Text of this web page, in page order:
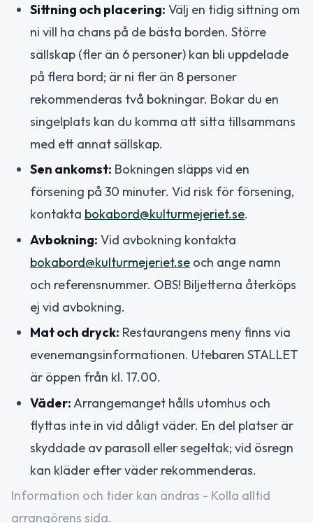
Sittning och placering: Välj en tidig sittning om
ni vill ha chans på de bästa borden. Större
sällskap (fler än 6 personer) kan bli uppdelade
på flera bord; är ni fler än 8 personer
rekommenderas två bokningar. Bokar du en
singelplats kan du komma att sitta tillsammans
med ett annat sällskap.
Sen ankomst: Bokningen släpps vid en
försening på 30 minuter. Vid risk för försening,
kontakta bokabord@kulturmejeriet.se.
Avbokning: Vid avbokning kontakta
bokabord@kulturmejeriet.se och ange namn
och referensnummer. OBS! Biljetterna återköps
ej vid avbokning.
Mat och dryck: Restaurangens meny finns via
evenemangsinformationen. Utebaren STALLET
är öppen från kl. 17.00.
Väder:Arrangemanget hålls utomhus och
flyttas inte in vid dåligt väder. En del platser är
skyddade av parasoll eller segeltak; vid ösregn
kan kläder efter väder rekommenderas.
Information och tider kan ändras - Kolla alltid
arrangörens sida.